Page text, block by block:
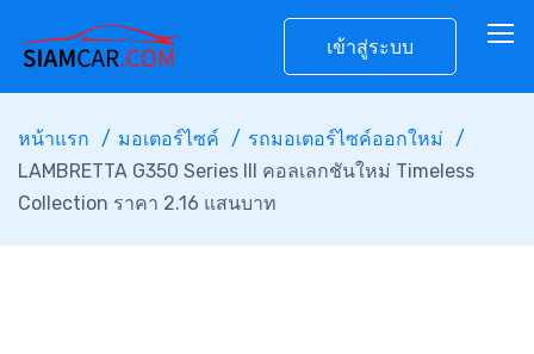
เข้าสู่ระบบ
หน้าแรก มอเตอร์ไซค์
รถมอเตอร์ไซค์ออกใหม่
LAMBRETTA G350 Series III คอลเลกชันใหม่ Timeless
Collection ราคา 2.16 แสนบาท